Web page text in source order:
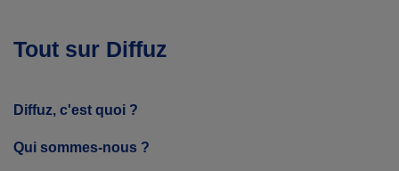
Tout sur Diffuz
Diffuz, c'est quoi ?
Qui sommes-nous ?